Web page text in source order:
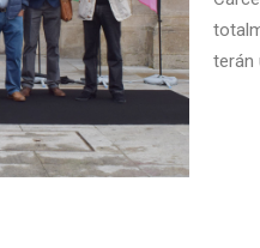
terán